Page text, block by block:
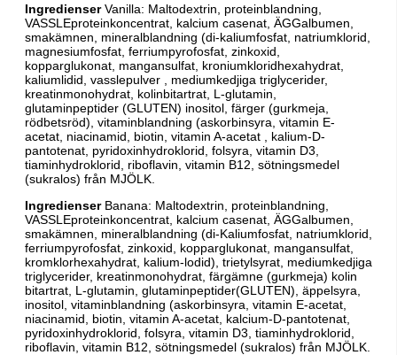
IngredienserVanilla: Maltodextrin, proteinblandning,
VASSLEproteinkoncentrat, kalcium casenat, ÄGGalbumen,
smakämnen, mineralblandning (di-kaliumfosfat, natriumklorid,
magnesiumfosfat, ferriumpyrofosfat, zinkoxid,
kopparglukonat, mangansulfat, kroniumkloridhexahydrat,
kaliumlidid, vasslepulver , mediumkedjiga triglycerider,
kreatinmonohydrat, kolinbitartrat, L-glutamin,
glutaminpeptider (GLUTEN) inositol, färger (gurkmeja,
rödbetsröd), vitaminblandning (askorbinsyra, vitamin E-
acetat, niacinamid, biotin, vitamin A-acetat , kalium-D-
pantotenat, pyridoxinhydroklorid, folsyra, vitamin D3,
tiaminhydroklorid, riboflavin, vitamin B12, sötningsmedel
(sukralos) från MJÖLK.
IngredienserBanana: Maltodextrin, proteinblandning,
VASSLEproteinkoncentrat, kalcium casenat, ÄGGalbumen,
smakämnen, mineralblandning (di-Kaliumfosfat, natriumklorid,
ferriumpyrofosfat, zinkoxid, kopparglukonat, mangansulfat,
kromklorhexahydrat, kalium-lodid), trietylsyrat, mediumkedjiga
triglycerider, kreatinmonohydrat, färgämne (gurkmeja) kolin
bitartrat, L-glutamin, glutaminpeptider(GLUTEN), äppelsyra,
inositol, vitaminblandning (askorbinsyra, vitamin E-acetat,
niacinamid, biotin, vitamin A-acetat, kalcium-D-pantotenat,
pyridoxinhydroklorid, folsyra, vitamin D3, tiaminhydroklorid,
riboflavin, vitamin B12, sötningsmedel (sukralos) från MJÖLK.